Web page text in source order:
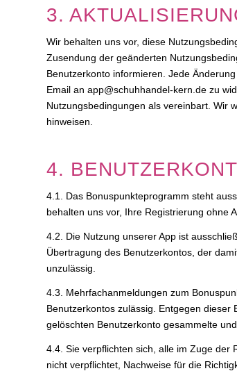
3.
Wir behalten uns vor, diese
Zusendung der geänderten
Benutzerkonto informieren. Jede
Email an app@schuhhandel-kern.de zu
Nutzungsbedingungen als vereinbart. Wir
hinweisen.
4.
4.1. Das Bonuspunkteprogramm steht
behalten uns vor, Ihre Registrierung ohne
4.2. Die Nutzung unserer App ist
Übertragung des Benutzerkontos, der
unzulässig.
4.3. Mehrfachanmeldungen zum
Benutzerkontos zulässig. Entgegen
gelöschten Benutzerkonto gesammelte
4.4. Sie verpflichten sich, alle im Zuge der
nicht verpflichtet, Nachweise für die